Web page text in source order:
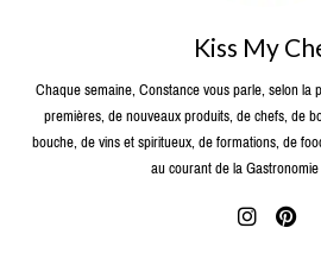
Kiss My
Chaque semaine, Constance vous parle, selon la
premières, de nouveaux produits, de chefs, de
bouche, de vins et spiritueux, de formations, de
au courant de la